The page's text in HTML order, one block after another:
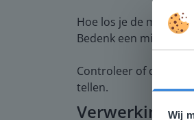
Wij
Hoe los je de minsom 7
Bedenk een minsom
Controleer of de
tellen.
Verwerking